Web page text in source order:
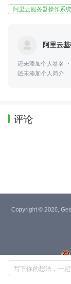
阿里云服务器操作系
阿里云
还未添加个人签名
还未添加个人简介
评论
写下你的想法，一
Copyright © 2026,